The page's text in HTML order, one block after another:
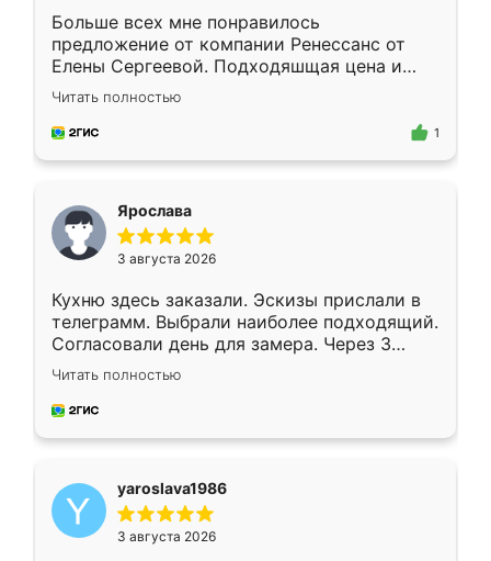
Больше всех мне понравилось
предложение от компании Ренессанс от
Елены Сергеевой. Подходяшщая цена и
короткие сроки изготовления. Приехавший
для замера сотрудник Владислав
предложил по моему эскизу самый
Читать полностью
1
Ярослава
3 августа 2026
Кухню здесь заказали. Эскизы прислали в
телеграмм. Выбрали наиболее подходящий.
Согласовали день для замера. Через 3
недели кухня была уже готова. Остались
довольны работой. Спасибо Ренессанс
мебель за качественную работу!
Читать полностью
yaroslava1986
3 августа 2026